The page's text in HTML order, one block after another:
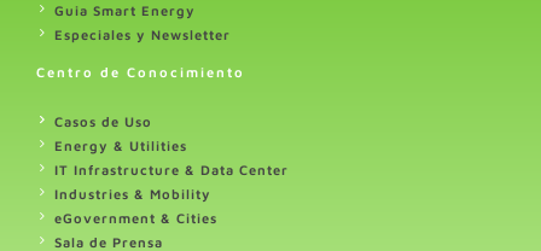
Guia Smart Energy
Especiales y Newsletter
Centro de Conocimiento
Casos de Uso
Energy & Utilities
IT Infrastructure & Data Center
Industries & Mobility
eGovernment & Cities
Sala de Prensa